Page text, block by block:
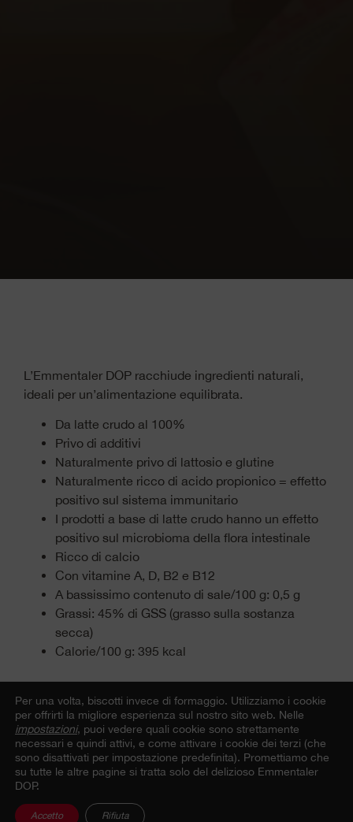
L’Emmentaler DOP racchiude ingredienti naturali,
ideali per un’alimentazione equilibrata.
Da latte crudo al 100%
Privo di additivi
Naturalmente privo di lattosio e glutine
Naturalmente ricco di acido propionico = effetto
positivo sul sistema immunitario
I prodotti a base di latte crudo hanno un effetto
positivo sul microbioma della flora intestinale
Ricco di calcio
Con vitamine A, D, B2 e B12
A bassissimo contenuto di sale/100 g: 0,5 g
Grassi: 45% di GSS (grasso sulla sostanza
secca)
Calorie/100 g: 395 kcal
Alle domande e risposte
Per una volta, biscotti invece di formaggio. Utilizziamo i cookie
per offrirti la migliore esperienza sul nostro sito web. Nelle
impostazioni, puoi vedere quali cookie sono strettamente
necessari e quindi attivi, e come attivare i cookie dei terzi (che
sono disattivati per impostazione predefinita). Promettiamo che
su tutte le altre pagine si tratta solo del delizioso Emmentaler
DOP.
Accetto Rifiuta